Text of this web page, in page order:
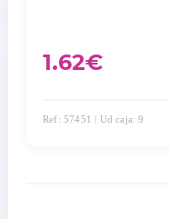
1.62€
Ref: 57451 | Ud caja: 9